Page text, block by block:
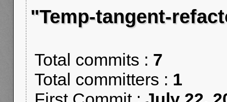
"Temp-tangent-
Total commits : 7
Total committers : 1